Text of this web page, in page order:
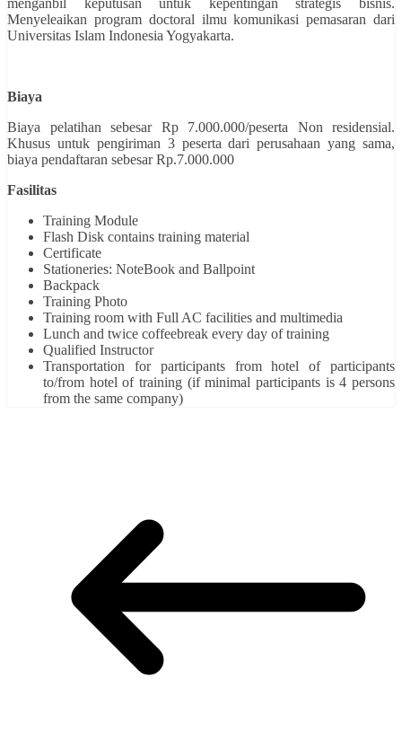
menganbil keputusan untuk kepentingan strategis bisnis.
Menyeleaikan program doctoral ilmu komunikasi pemasaran dari
Universitas Islam Indonesia Yogyakarta.
Biaya
Biaya pelatihan sebesar Rp 7.000.000/peserta Non residensial.
Khusus untuk pengiriman 3 peserta dari perusahaan yang sama,
biaya pendaftaran sebesar Rp.7.000.000
Fasilitas
Training Module
Flash Disk contains training material
Certificate
Stationeries: NoteBook and Ballpoint
Backpack
Training Photo
Training room with Full AC facilities and multimedia
Lunch and twice coffeebreak every day of training
Qualified Instructor
Transportation for participants from hotel of participants
to/from hotel of training (if minimal participants is 4 persons
from the same company)